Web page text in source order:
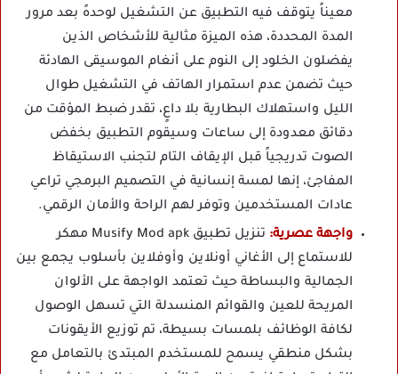
معيناً يتوقف فيه التطبيق عن التشغيل لوحدهً بعد مرور
المدة المحددة، هذه الميزة مثالية للأشخاص الذين
يفضلون الخلود إلى النوم على أنغام الموسيقى الهادئة
حيث تضمن عدم استمرار الهاتف في التشغيل طوال
الليل واستهلاك البطارية بلا داعٍ، تقدر ضبط المؤقت من
دقائق معدودة إلى ساعات وسيقوم التطبيق بخفض
الصوت تدريجياً قبل الإيقاف التام لتجنب الاستيقاظ
المفاجئ، إنها لمسة إنسانية في التصميم البرمجي تراعي
عادات المستخدمين وتوفر لهم الراحة والأمان الرقمي.
واجهة عصرية:
تنزيل تطبيق Musify Mod apk مهكر
للاستماع إلى الأغاني أونلاين وأوفلاين بأسلوب يجمع بين
الجمالية والبساطة حيث تعتمد الواجهة على الألوان
المريحة للعين والقوائم المنسدلة التي تسهل الوصول
لكافة الوظائف بلمسات بسيطة، تم توزيع الأيقونات
بشكل منطقي يسمح للمستخدم المبتدئ بالتعامل مع